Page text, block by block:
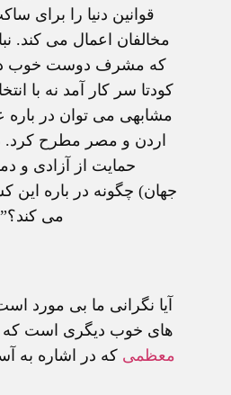
قوانين دنيا را برای
مخالفان اعمال می کند.
که مشرف دوست خوب
کودتا سر کار آمد نه با
مشابهی می توان در باره
اردن و مصر مطرح کرد.
حمايت از آزادی و
جهان) چگونه در باره اين
می کند؟”
آيا نگرانی ما بی مورد
های خوب ديگری است که
معظمی که در اشاره به